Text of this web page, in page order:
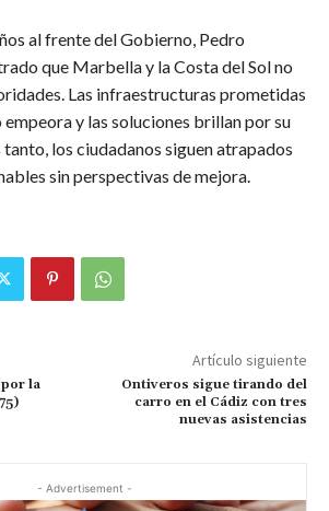
al frente del Gobierno, Pedro
que Marbella y la Costa del Sol no
Las infraestructuras prometidas
y las soluciones brillan por su
los ciudadanos siguen atrapados
sin perspectivas de mejora.
por la
Artículo siguiente
Ontiveros sigue tirando del
carro en el Cádiz con tres
nuevas asistencias
- Advertisement -